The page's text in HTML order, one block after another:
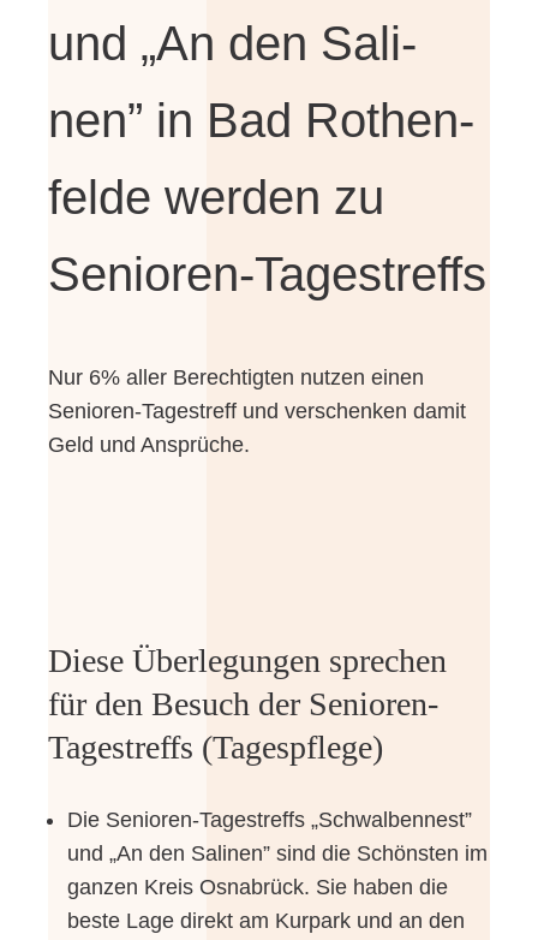
und „An den Sali­
nen” in Bad Rothen­
fel­de wer­den zu
Senioren-Tagestreffs
Nur 6% aller Berech­tig­ten nut­zen einen
Senioren-Tagestreff und ver­schen­ken damit
Geld und Ansprüche.
Die­se Über­le­gun­gen spre­chen
für den Besuch der Senioren-
Tagestreffs (Tages­pfle­ge)
Die Senioren-Tagestreffs „Schwal­ben­nest”
und „An den Sali­nen” sind die Schöns­ten im
gan­zen Kreis Osna­brück. Sie haben die
bes­te Lage direkt am Kur­park und an den